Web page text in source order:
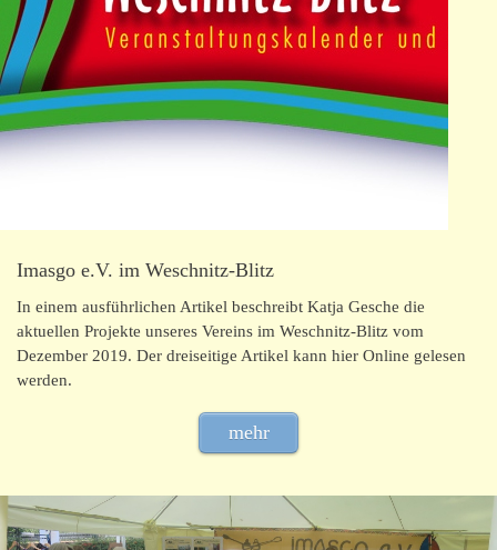
Imasgo e.V. im Weschnitz-Blitz
In einem ausführlichen Artikel beschreibt Katja Gesche die
aktuellen Projekte unseres Vereins im Weschnitz-Blitz vom
Dezember 2019. Der dreiseitige Artikel kann hier Online gelesen
werden.
mehr